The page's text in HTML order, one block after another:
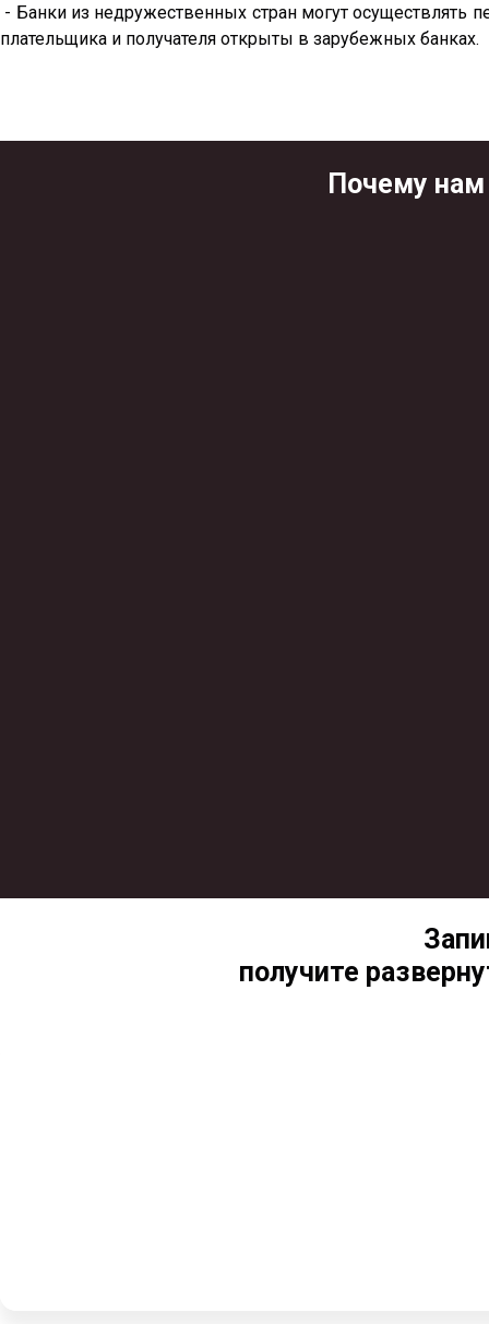
- Банки из недружественных стран могут осуществлять
плательщика и получателя открыты в зарубежных банках.
Почему нам
получите